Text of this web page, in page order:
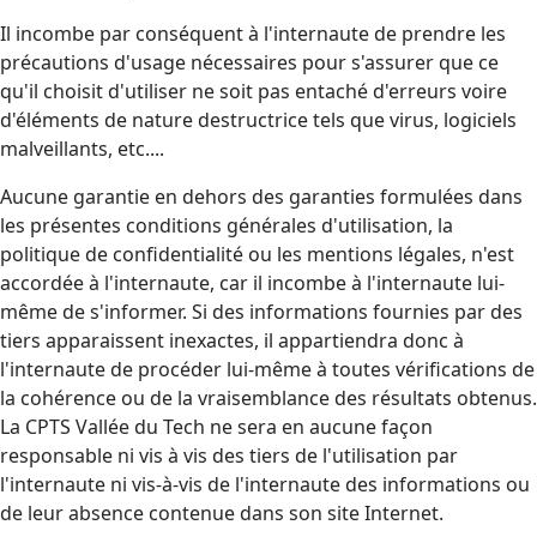
Il incombe par conséquent à l'internaute de prendre les
précautions d'usage nécessaires pour s'assurer que ce
qu'il choisit d'utiliser ne soit pas entaché d'erreurs voire
d'éléments de nature destructrice tels que virus, logiciels
malveillants, etc....
Aucune garantie en dehors des garanties formulées dans
les présentes conditions générales d'utilisation, la
politique de confidentialité ou les mentions légales, n'est
accordée à l'internaute, car il incombe à l'internaute lui-
même de s'informer. Si des informations fournies par des
tiers apparaissent inexactes, il appartiendra donc à
l'internaute de procéder lui-même à toutes vérifications de
la cohérence ou de la vraisemblance des résultats obtenus.
La CPTS Vallée du Tech ne sera en aucune façon
responsable ni vis à vis des tiers de l'utilisation par
l'internaute ni vis-à-vis de l'internaute des informations ou
de leur absence contenue dans son site Internet.